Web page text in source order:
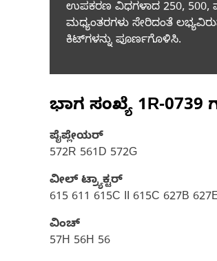
ಉಪಕರಣ ವಿಧಗಳಾದ 250, 500,
ಮಧ್ಯಂತರಗಳು ಸೇರಿದಂತೆ
ಕಿಟ್‌ಗಳನ್ನು ಪೂರ್ಣಗೊಳಿಸಿ.
ಭಾಗ ಸಂಖ್ಯೆ 1R-0739
ಪೈಪ್ಲೇಯರ್
572R 561D 572G
ವೀಲ್ ಟ್ರ್ಯಾಕ್ಟರ್‌
615 611 615C II 615C 627B
ವಿಂಚ್
57H 56H 56